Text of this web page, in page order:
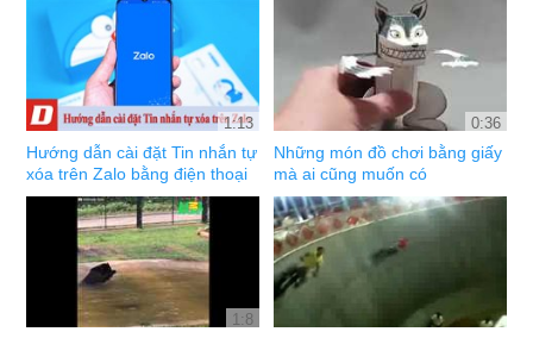
1:13
Hướng dẫn cài đặt Tin nhắn tự
xóa trên Zalo bằng điện thoại
0:36
Những món đồ chơi bằng giấy
mà ai cũng muốn có
1:8